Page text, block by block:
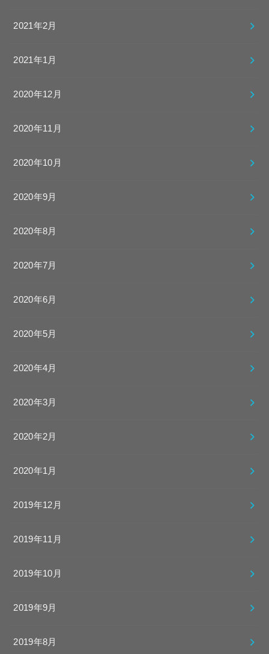
2021年2月
2021年1月
2020年12月
2020年11月
2020年10月
2020年9月
2020年8月
2020年7月
2020年6月
2020年5月
2020年4月
2020年3月
2020年2月
2020年1月
2019年12月
2019年11月
2019年10月
2019年9月
2019年8月